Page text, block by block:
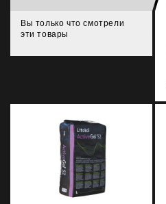
Вы только что смотрели
эти товары